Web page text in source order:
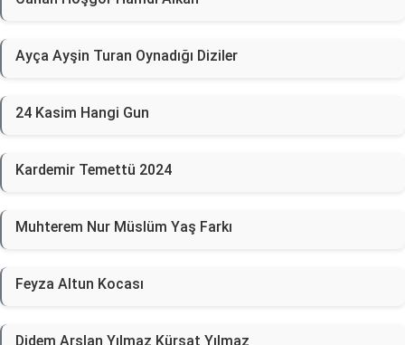
Ayça Ayşin Turan Oynadığı Diziler
24 Kasim Hangi Gun
Kardemir Temettü 2024
Muhterem Nur Müslüm Yaş Farkı
Feyza Altun Kocası
Didem Arslan Yılmaz Kürşat Yılmaz